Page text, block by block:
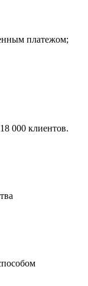
платежом;
000 клиентов.